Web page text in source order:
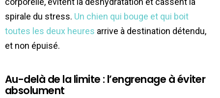
spirale du stress. Un chien qui bouge et qui boit
toutes les deux heures arrive à destination détendu,
et non épuisé.
Au-delà de la limite : l’engrenage à éviter
absolument